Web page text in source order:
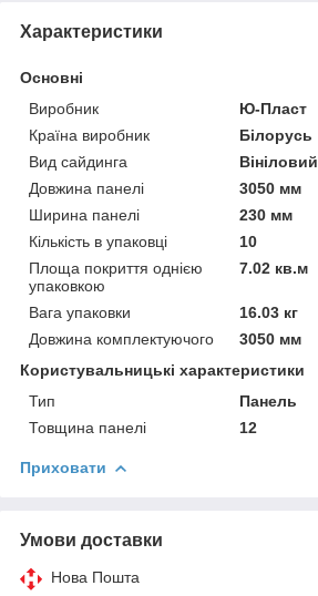
Характеристики
Основні
Виробник
Ю-Пласт
Країна виробник
Білорусь
Вид сайдинга
Вініловий
Довжина панелі
3050 мм
Ширина панелі
230 мм
Кількість в упаковці
10
Площа покриття однією
упаковкою
7.02 кв.м
Вага упаковки
16.03 кг
Довжина комплектуючого
3050 мм
Користувальницькі характеристики
Тип
Панель
Товщина панелі
12
Приховати
Умови доставки
Нова Пошта